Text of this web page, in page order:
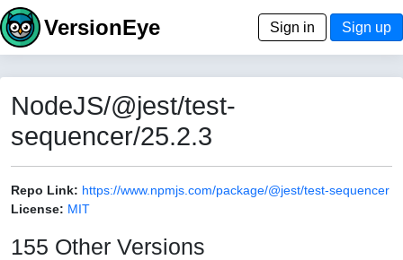
VersionEye Sign in Sign up
NodeJS/@jest/test-
sequencer/25.2.3
Repo Link: https://www.npmjs.com/package/@jest/test-sequencer
License: MIT
155 Other Versions